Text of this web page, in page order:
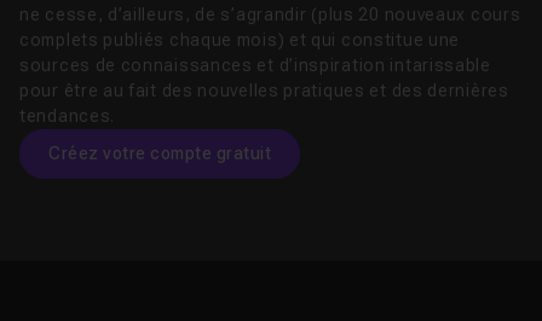
ne cesse, d’ailleurs, de s’agrandir (plus 20 nouveaux cours
complets publiés chaque mois) et qui constitue une
sources de connaissances et d’inspiration intarissable
pour être au fait des nouvelles pratiques et des dernières
tendances.
Créez votre compte gratuit